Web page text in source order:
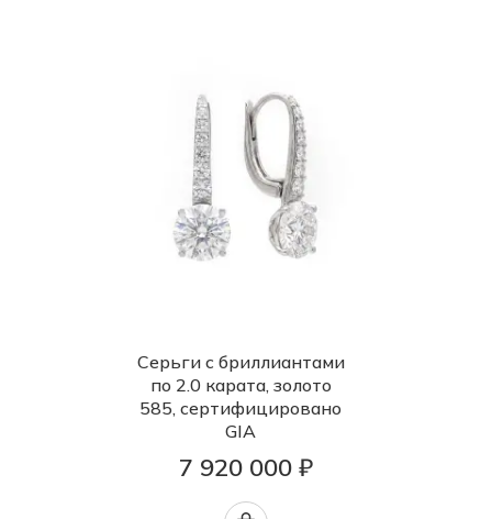
Серьги с бриллиантами
по 2.0 карата, золото
585, сертифицировано
GIA
7 920 000 ₽